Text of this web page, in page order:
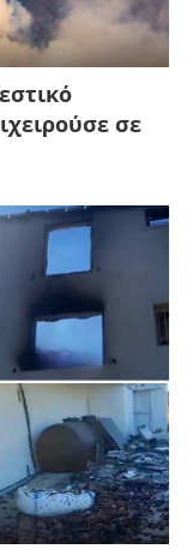
σε